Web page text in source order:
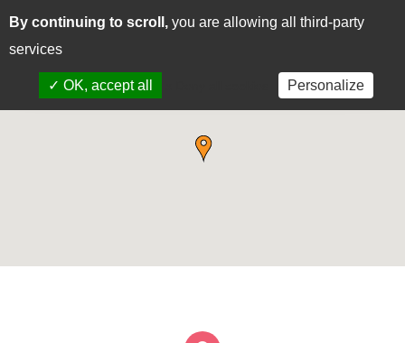
CASEUS
By continuing to scroll, you are allowing all third-party
services
✓ OK, accept all Personalize